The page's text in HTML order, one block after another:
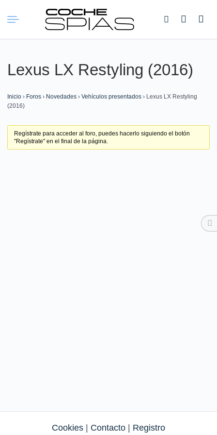
Buscar:
Lexus LX Restyling (2016)
Inicio › Foros › Novedades › Vehículos presentados › Lexus LX Restyling
(2016)
Regístrate para acceder al foro, puedes hacerlo siguiendo el botón
"Regístrate" en el final de la página.
Cookies Contacto Registro